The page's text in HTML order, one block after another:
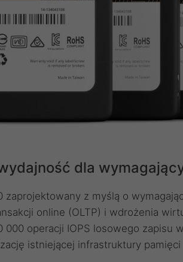
dla
zaprojektowany z myślą o
online (OLTP) i wdrożenia
000 operacji IOPS losowego zapisu
istniejącej infrastruktury pamięci